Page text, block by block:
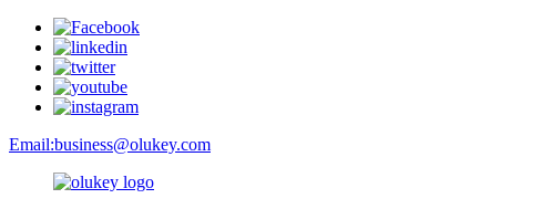
Email:business@olukey.com